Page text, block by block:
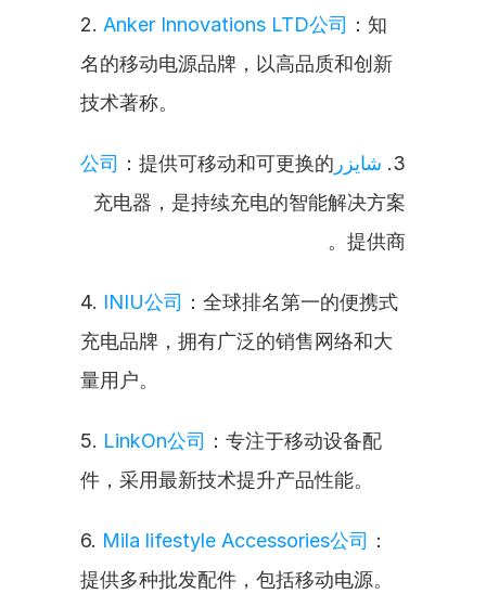
2. Anker Innovations LTD公司 ：知
名的移动电源品牌，以高品质和创新
技术著称。
3. شايزر公司 ：提供可移动和可更换的
充电器，是持续充电的智能解决方案
提供商。
4. INIU公司 ：全球排名第一的便携式
充电品牌，拥有广泛的销售网络和大
量用户。
5. LinkOn公司 ：专注于移动设备配
件，采用最新技术提升产品性能。
6. Mila lifestyle Accessories公司 ：
提供多种批发配件，包括移动电源。